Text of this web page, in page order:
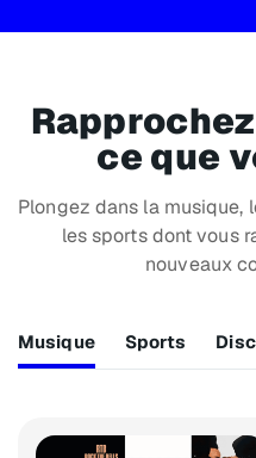
ce que
Plongez dans la musique,
les sports dont vous
nouveaux
Musique Sports